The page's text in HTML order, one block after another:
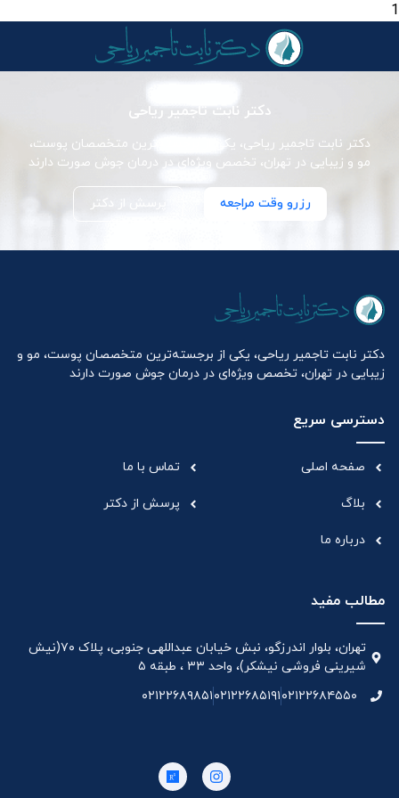
1
دکتر نابت تاجمیر ریاحی
دکتر نابت تاجمیر ریاحی، یکی از برجسته‌ترین متخصصان پوست،
مو و زیبایی در تهران، تخصص ویژه‌ای در درمان جوش صورت دارند
رزرو وقت مراجعه پرسش از دکتر
دکتر نابت تاجمیر ریاحی، یکی از برجسته‌ترین متخصصان پوست، مو و
زیبایی در تهران، تخصص ویژه‌ای در درمان جوش صورت دارند
دسترسی سریع
صفحه اصلی
بلاگ
درباره ما
تماس با ما
پرسش از دکتر
مطالب مفید
تهران، بلوار اندرزگو، نبش خیابان عبداللهی جنوبی، پلاک ۷۰(نیش
شیرینی فروشی نیشکر)، واحد ۳۳ ، طبقه ۵
۰۲۱۲۲۶۸۴۵۵۰۰۲۱۲۲۶۸۵۱۹۱۰۲۱۲۲۶۸۹۸۵۱